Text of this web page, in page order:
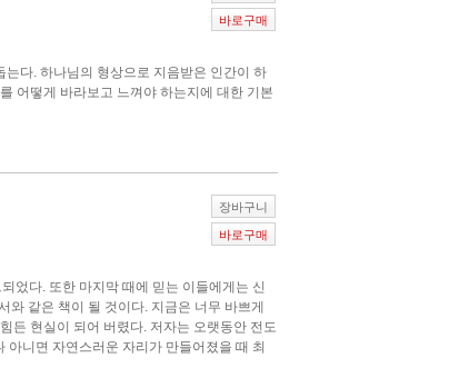
다. 하나님의 형상으로 지음받은 인간이 하
어떻게 바라보고 느껴야 하는지에 대한 기본
바로구매
었다. 또한 마지막 때에 믿는 이들에게는 신
와 같은 책이 될 것이다. 지금은 너무 바쁘게
든 현실이 되어 버렸다. 저자는 오랫동안 전도
아니면 자연스러운 자리가 만들어졌을 때 최
장바구니
바로구매